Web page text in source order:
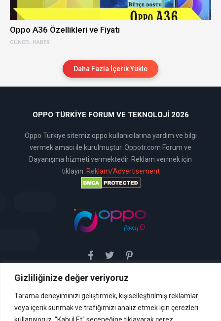
Gizliliğinize değer veriyoruz
Tarama deneyiminizi geliştirmek, kişiselleştirilmiş reklamlar
veya içerik sunmak ve trafiğimizi analiz etmek için çerezleri
kullanıyoruz. "Kabul Et" seçeneğine tıklayarak çerez
GÜNCEL HABER
Oppo A36 Özellikleri ve Fiyatı
Daha Fazla İçerik Yükle
OPPO TÜRKIYE FORUM VE TEKNOLOJI 2026
Oppo Türkiye sitemiz oppo kullanıcılarına yardım ve bilgi
vermek amacı ile kurulmuştur. Oppotr.com Forum ve
Dayanışma hizmeti vermektedir. Reklam vermek için
tıklayın: Reklam/Advertisement
Sitemiz uyar / kaldır prensibini benimsemiştir. Sitemiz,
hizmetini vermektedir. Bu yasaya göre, Site yönetimi
hukuka aykırı içerikleri kontrol etme yükümlülüğü yoktur. Bu
nedenle, web sitemiz uyar / kaldır prensibini